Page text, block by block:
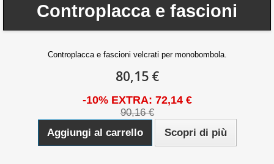
Controplacca e fascioni
Controplacca e fascioni velcrati per monobombola.
80,15 €
-10% EXTRA: 72,14 €
90,16 €
Aggiungi al carrello
Scopri di più